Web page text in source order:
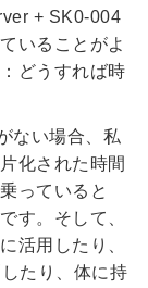
+ SK0-004
いることがよ
どうすれば時
ない場合、私
化された時間
っていると
す。そして、
活用したり、
たり、体に持